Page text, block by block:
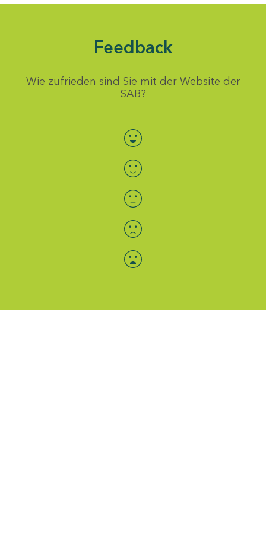
Feedback
Wie zufrieden sind Sie mit der Website der
SAB?
Bewertung auswählen